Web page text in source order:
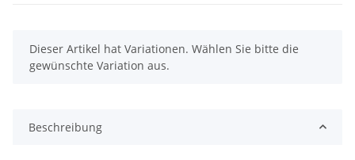
x
Dieser Artikel hat Variationen. Wählen Sie bitte die
gewünschte Variation aus.
Beschreibung